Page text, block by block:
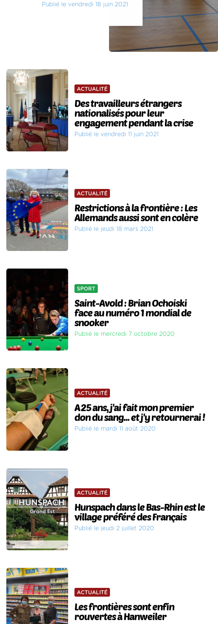
Publié le vendredi 18 juin 2021
ACTUALITÉ
Des travailleurs étrangers
nationalisés pour leur
engagement pendant la crise
Publié le vendredi 11 juin 2021
ACTUALITÉ
Restrictions à la frontière : Les
Allemands aussi sont en colère
Publié le jeudi 18 mars 2021
SPORT
Saint-Avold : Brian Ochoiski
face au numéro 1 mondial de
snooker
Publié le mercredi 7 octobre 2020
ACTUALITÉ
A 25 ans, j'ai fait mon premier
don du sang... et j'y retournerai !
Publié le mardi 11 août 2020
ACTUALITÉ
Hunspach dans le Bas-Rhin est le
village préféré des Français
Publié le jeudi 2 juillet 2020
ACTUALITÉ
Les frontières sont enfin
rouvertes à Hanweiler